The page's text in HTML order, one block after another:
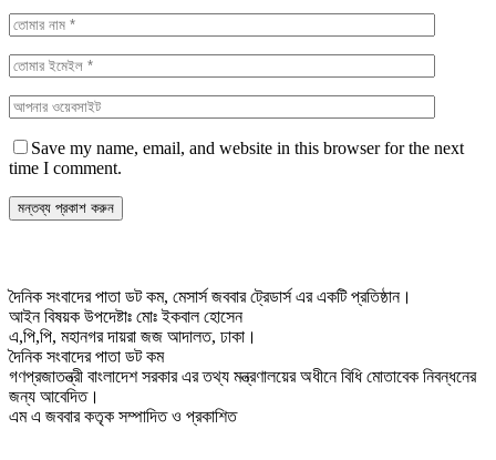
Save my name, email, and website in this browser for the next
time I comment.
দৈনিক সংবাদের পাতা ডট কম, মেসার্স জববার ট্রেডার্স এর একটি প্রতিষ্ঠান।
আইন বিষয়ক উপদেষ্টাঃ মোঃ ইকবাল হোসেন
এ,পি,পি, মহানগর দায়রা জজ আদালত, ঢাকা।
দৈনিক সংবাদের পাতা ডট কম
গণপ্রজাতন্ত্রী বাংলাদেশ সরকার এর তথ্য মন্ত্রণালয়ের অধীনে বিধি মোতাবেক নিবন্ধনের
জন্য আবেদিত।
এম এ জববার কতৃক সম্পাদিত ও প্রকাশিত